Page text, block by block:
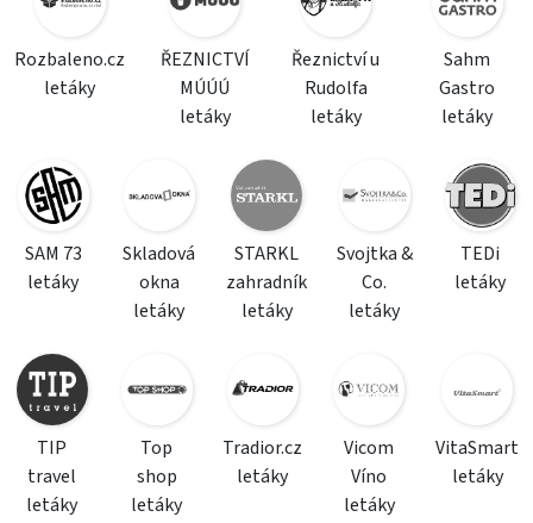
Rozbaleno.cz
letáky
ŘEZNICTVÍ
MÚÚÚ
letáky
Řeznictví u
Rudolfa
letáky
Sahm
Gastro
letáky
SAM 73
letáky
Skladová
okna
letáky
STARKL
zahradník
letáky
Svojtka &
Co.
letáky
TEDi
letáky
TIP
travel
letáky
Top
shop
letáky
Tradior.cz
letáky
Vicom
Víno
letáky
VitaSmart
letáky